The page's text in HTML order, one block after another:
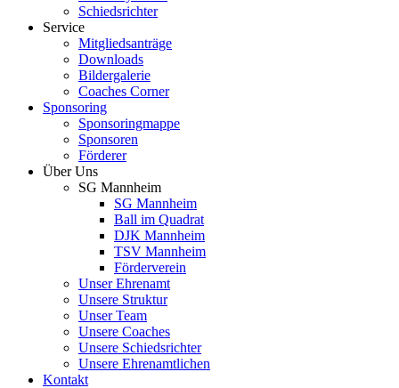
Schiedsrichter
Service
Mitgliedsanträge
Downloads
Bildergalerie
Coaches Corner
Sponsoring
Sponsoringmappe
Sponsoren
Förderer
Über Uns
SG Mannheim
SG Mannheim
Ball im Quadrat
DJK Mannheim
TSV Mannheim
Förderverein
Unser Ehrenamt
Unsere Struktur
Unser Team
Unsere Coaches
Unsere Schiedsrichter
Unsere Ehrenamtlichen
Kontakt